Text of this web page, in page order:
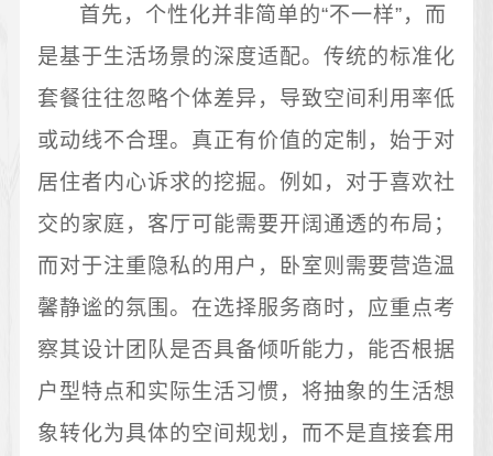
首先，个性化并非简单的“不一样”，而
是基于生活场景的深度适配。传统的标准化
套餐往往忽略个体差异，导致空间利用率低
或动线不合理。真正有价值的定制，始于对
居住者内心诉求的挖掘。例如，对于喜欢社
交的家庭，客厅可能需要开阔通透的布局；
而对于注重隐私的用户，卧室则需要营造温
馨静谧的氛围。在选择服务商时，应重点考
察其设计团队是否具备倾听能力，能否根据
户型特点和实际生活习惯，将抽象的生活想
象转化为具体的空间规划，而不是直接套用